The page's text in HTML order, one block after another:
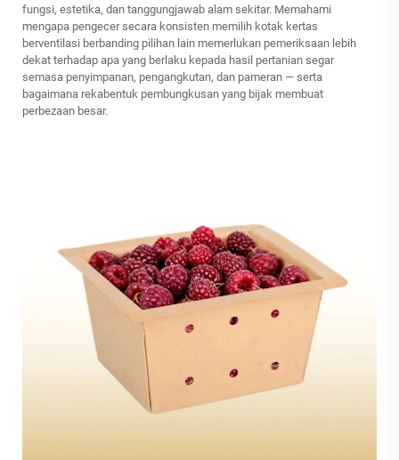
fungsi, estetika, dan tanggungjawab alam sekitar. Memahami
mengapa pengecer secara konsisten memilih kotak kertas
berventilasi berbanding pilihan lain memerlukan pemeriksaan lebih
dekat terhadap apa yang berlaku kepada hasil pertanian segar
semasa penyimpanan, pengangkutan, dan pameran — serta
bagaimana rekabentuk pembungkusan yang bijak membuat
perbezaan besar.